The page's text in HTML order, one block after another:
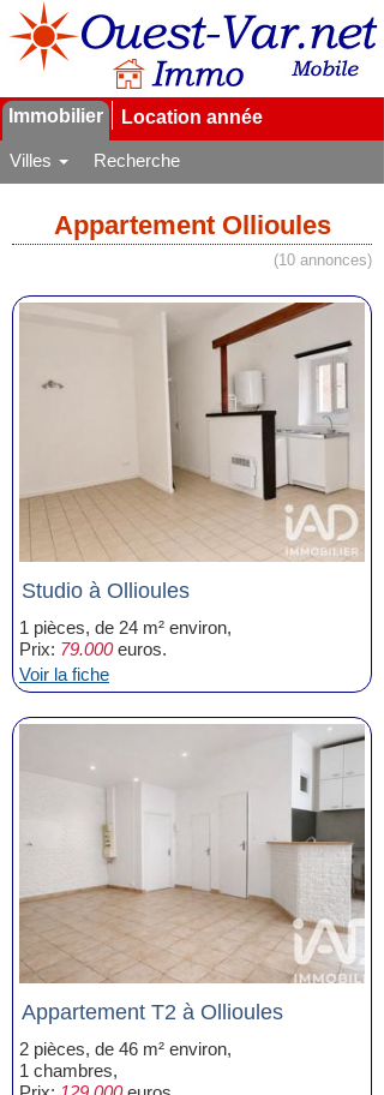
Immobilier Location année
Villes Recherche
Appartement Ollioules
(10 annonces)
Studio à Ollioules
1 pièces, de 24 m² environ,
Prix: 79.000euros.
Voir la fiche
Appartement T2 à Ollioules
2 pièces, de 46 m² environ,
1 chambres,